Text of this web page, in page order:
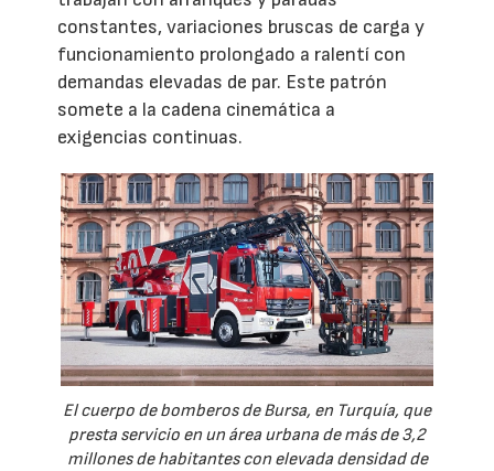
constantes, variaciones bruscas de carga y
funcionamiento prolongado a ralentí con
demandas elevadas de par. Este patrón
somete a la cadena cinemática a
exigencias continuas.
El cuerpo de bomberos de Bursa, en Turquía, que
presta servicio en un área urbana de más de 3,2
millones de habitantes con elevada densidad de